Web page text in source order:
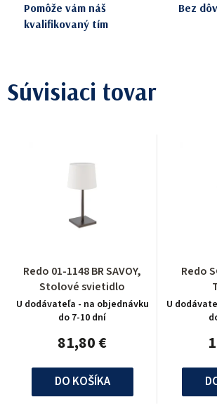
Pomôže vám náš
kvalifikovaný tím
Bez
Súvisiaci tovar
Redo 01-1148 BR SAVOY,
Stolové svietidlo
U dodávateľa - na objednávku
do 7-10 dní
81,80 €
DO KOŠÍKA
Redo
U